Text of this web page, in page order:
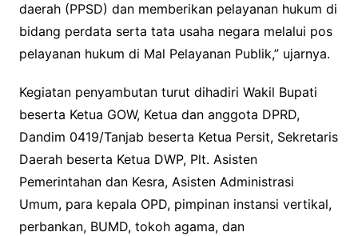
daerah (PPSD) dan memberikan pelayanan hukum di
bidang perdata serta tata usaha negara melalui pos
pelayanan hukum di Mal Pelayanan Publik,” ujarnya.
Kegiatan penyambutan turut dihadiri Wakil Bupati
beserta Ketua GOW, Ketua dan anggota DPRD,
Dandim 0419/Tanjab beserta Ketua Persit, Sekretaris
Daerah beserta Ketua DWP, Plt. Asisten
Pemerintahan dan Kesra, Asisten Administrasi
Umum, para kepala OPD, pimpinan instansi vertikal,
perbankan, BUMD, tokoh agama, dan